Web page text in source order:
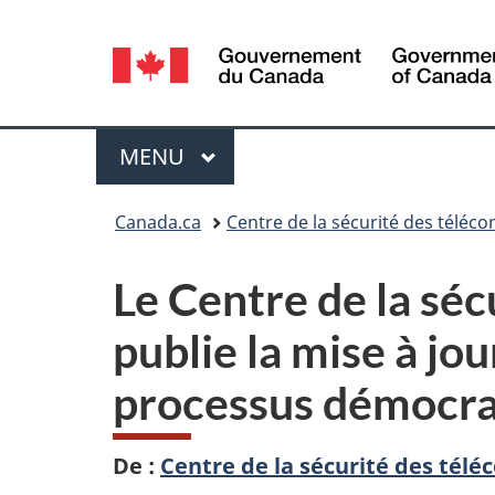
Sélection
de
la
langue
Menu
MENU PRINCIPAL
Canada.ca Centre de la sécurité des
Le Centre de la
publie la mise à
processus
De : Centre de la sécurité des